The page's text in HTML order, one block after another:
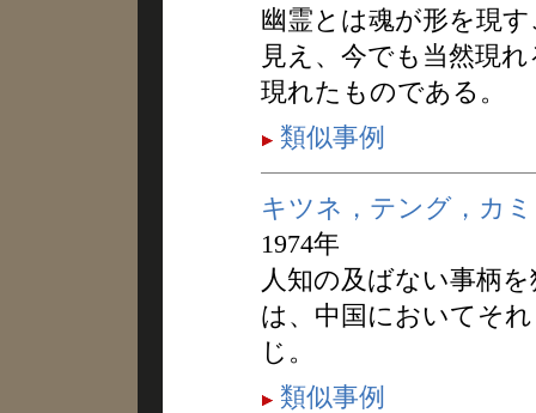
幽霊とは魂が形を現
見え、今でも当然現
現れたものである。
類似事例
キツネ，テング，カ
1974年
人知の及ばない事柄
は、中国においてそ
じ。
類似事例